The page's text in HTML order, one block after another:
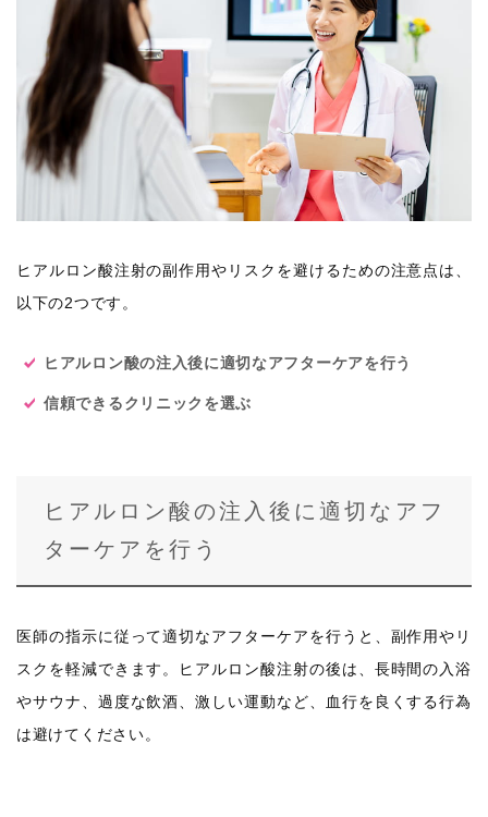
ヒアルロン酸注射の副作用やリスクを避けるための注意点は、
以下の2つです。
ヒアルロン酸の注入後に適切なアフターケアを行う
信頼できるクリニックを選ぶ
ヒアルロン酸の注入後に適切なアフ
ターケアを行う
医師の指示に従って適切なアフターケアを行うと、副作用やリ
スクを軽減できます。ヒアルロン酸注射の後は、長時間の入浴
やサウナ、過度な飲酒、激しい運動など、血行を良くする行為
は避けてください。